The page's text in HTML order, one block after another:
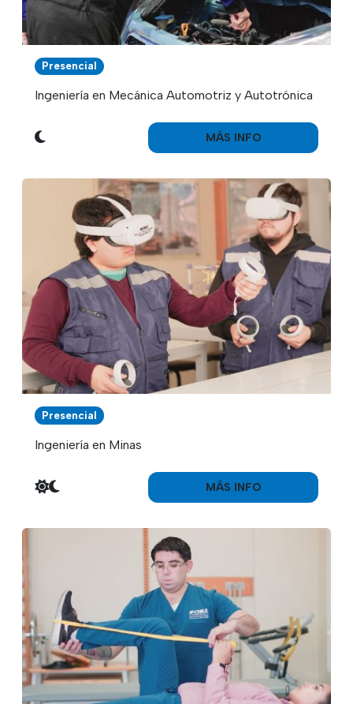
Presencial
Ingeniería en Mecánica Automotriz y Autotrónica
MÁS INFO
Presencial
Ingeniería en Minas
MÁS INFO